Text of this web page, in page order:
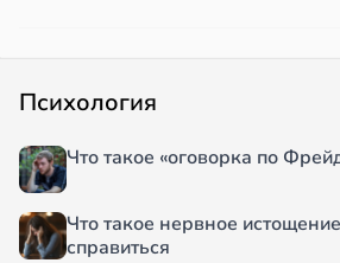
Психология
Что такое «оговорка по
Что такое нервное
справиться